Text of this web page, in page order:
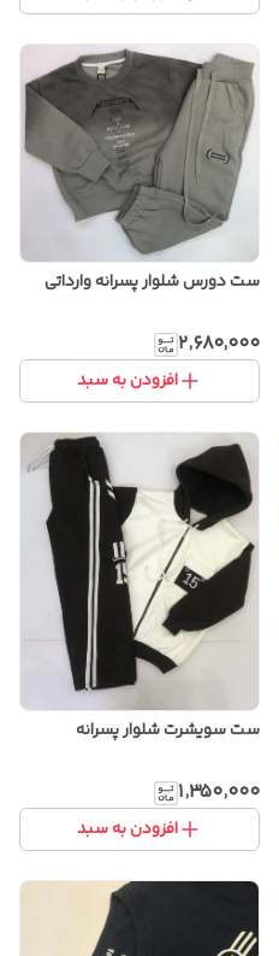
ست دورس شلوار پسرانه وارداتی
۲٬۶۸۰٬۰۰۰
افزودن به سبد
ست سویشرت شلوار پسرانه
۱٬۳۵۰٬۰۰۰
افزودن به سبد